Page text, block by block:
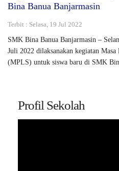
Bina Banua Banjarmasin
Terbit : Selasa, 19 Jul 2022
SMK Bina Banua Banjarmasin –
Juli 2022 dilaksanakan kegiatan
(MPLS) untuk siswa baru di SMK
Profil Sekolah